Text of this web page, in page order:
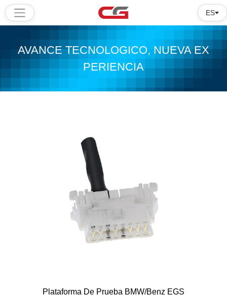
ES
Software
AVANCE TECNOLOGICO, NUEVA EX
PERIENCIA
Plataforma De Prueba BMW/Benz EGS